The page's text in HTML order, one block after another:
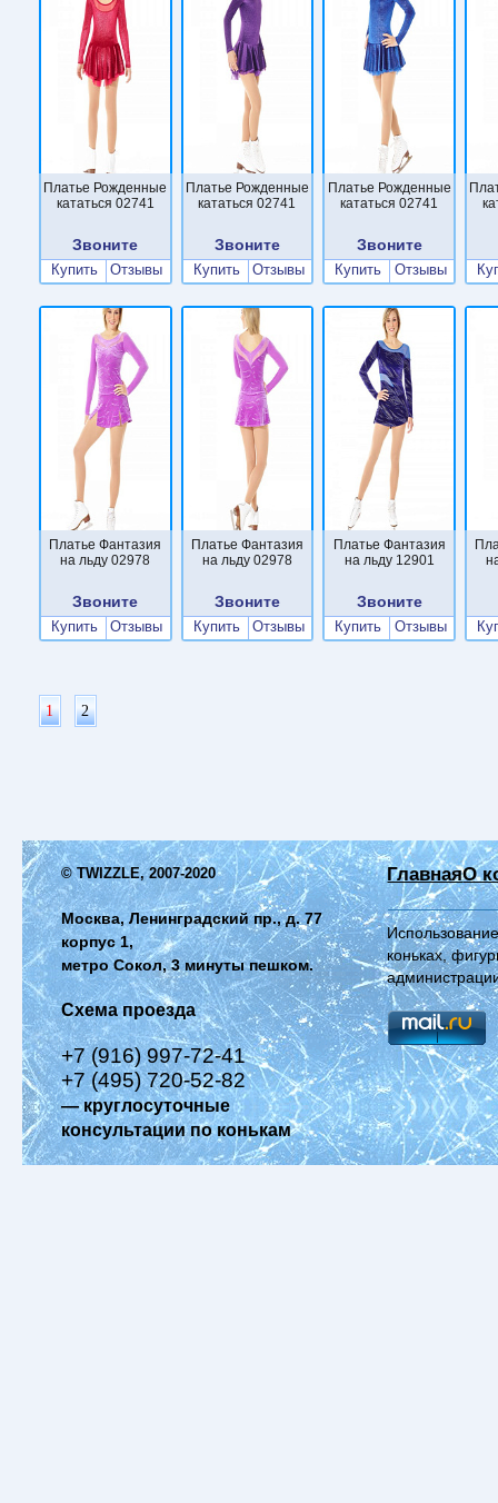
Платье Рожденные
кататься 02741
Звоните
Купить Отзывы
Платье Рожденные
кататься 02741
Звоните
Купить Отзывы
Платье Рожденные
кататься 02741
Звоните
Купить Отзывы
Платье Фантазия
на льду 02978
Звоните
Купить Отзывы
Платье Фантазия
на льду 02978
Звоните
Купить Отзывы
Платье Фантазия
на льду 12901
Звоните
Купить Отзывы
1 2
© TWIZZLE, 2007-2020
Москва, Ленинградский пр., д. 77
корпус 1,
метро Сокол, 3 минуты пешком.
Схема проезда
+7 (916) 997-72-41
+7 (495) 720-52-82
— круглосуточные
консультации по конькам
ГлавнаяО
коньках,